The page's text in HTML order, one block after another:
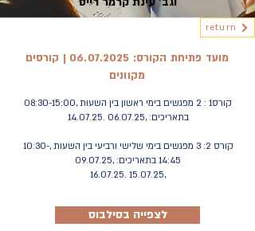
return
מועד פתיחת הקורס: 06.07.2025 | קורסים
מקוונים
קורס1 : 2 מפגשים בימי ראשון בין השעות ,08:30-15:00
בתאריכים: ,06.07.25 .14.07.25
קורס 2: 3 מפגשים בימי שלישי ורביעי בין השעות ,10:30-
14:45 בתאריכים: ,09.07.25
,
15.07.25 .16.07.25
לצפייה בסילבוס